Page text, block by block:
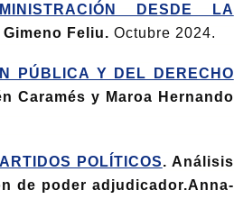
DESDE LA
Gimeno Feliu. Octubre 2024.
PÚBLICA Y DEL DERECHO
Caramés y Maroa Hernando
POLÍTICOS. Análisis
de poder adjudicador.Anna-